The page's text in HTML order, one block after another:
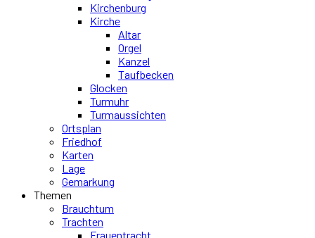
Kirchenburg
Kirche
Altar
Orgel
Kanzel
Taufbecken
Glocken
Turmuhr
Turmaussichten
Ortsplan
Friedhof
Karten
Lage
Gemarkung
Themen
Brauchtum
Trachten
Frauentracht